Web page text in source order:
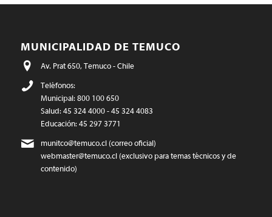
MUNICIPALIDAD DE TEMUCO
Av. Prat 650, Temuco - Chile
Teléfonos:
Municipal: 800 100 650
Salud: 45 324 4000 - 45 324 4083
Educación: 45 297 3771
munitco@temuco.cl(correo oficial)
webmaster@temuco.cl(exclusivo para temas técnicos y de
contenido)